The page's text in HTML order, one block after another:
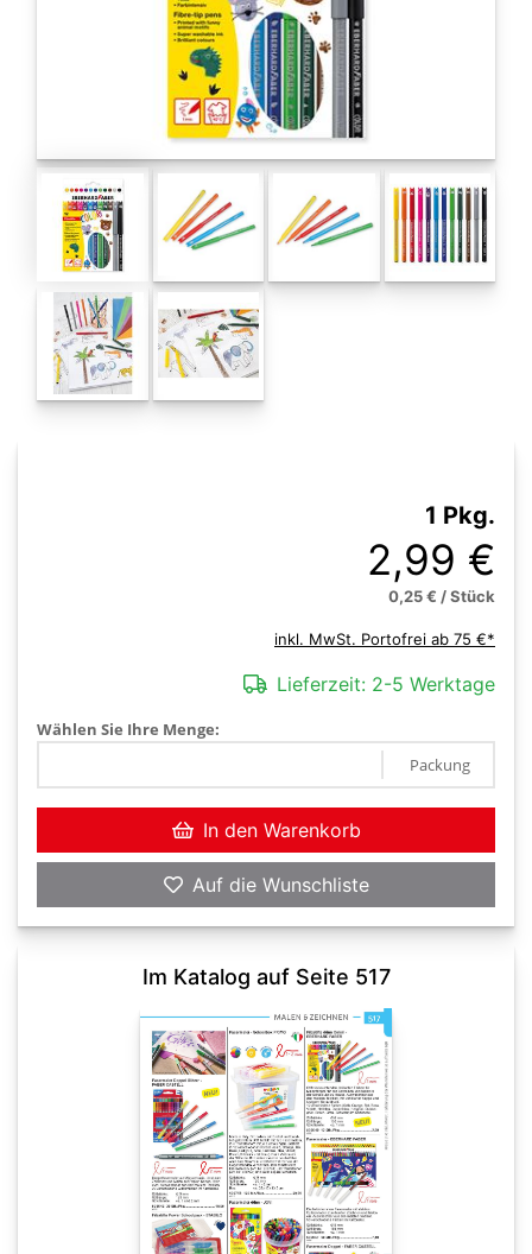
1 Pkg.
2,99 €
0,25 € / Stück
inkl. MwSt. Portofrei ab 75 €*
Lieferzeit: 2-5 Werktage
Wählen Sie Ihre Menge:
Packung
In den Warenkorb
Auf die Wunschliste
Im Katalog auf Seite 517